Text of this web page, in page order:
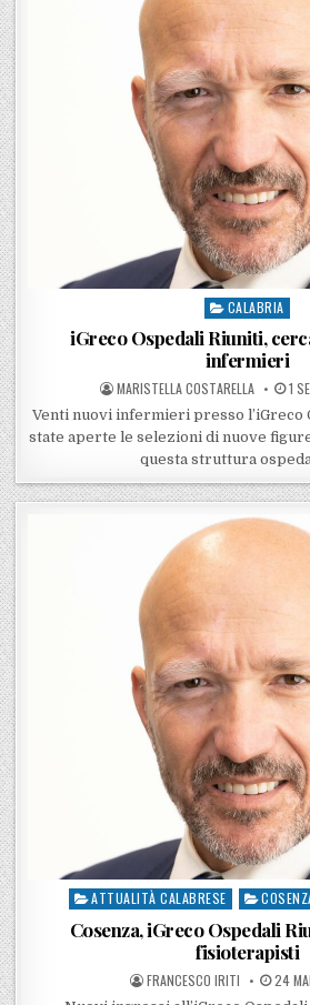
Posted in
CALABRIA
iGreco Ospedali Riuniti,
infermieri
POSTED BY
MARISTELLA COSTARELLA 1
Venti nuovi infermieri presso l’iGreco
state aperte le selezioni di nuove
questa struttura
Posted in
ATTUALITÀ CALABRESE
Cosenza, iGreco Ospedali
fisioterapisti
POSTED BY
FRANCESCO IRITI 24